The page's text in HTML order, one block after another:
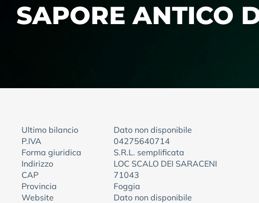
SAPORE ANTICO
Ultimo bilancio
Dato non disponibile
P.IVA
04275640714
Forma giuridica
S.R.L. semplificata
Indirizzo
LOC SCALO DEI SARACENI
CAP
71043
Provincia
Foggia
Website
Dato non disponibile